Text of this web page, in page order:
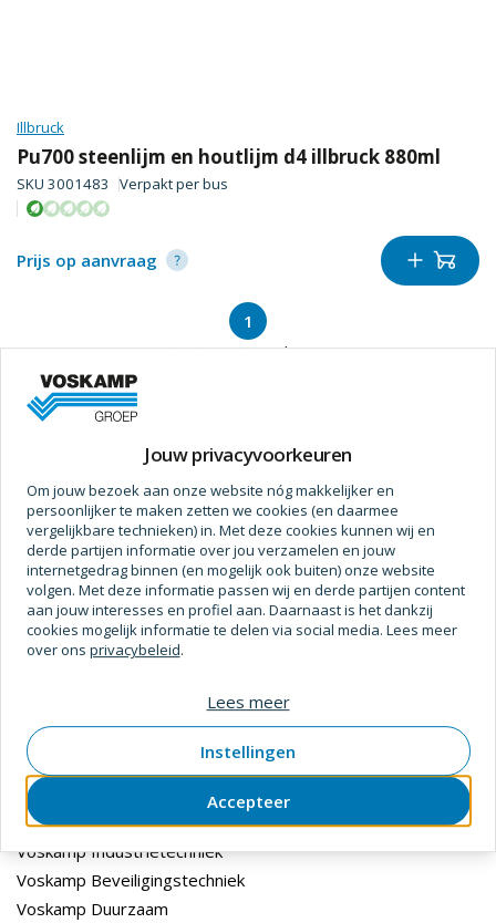
Illbruck
Pu700 steenlijm en houtlijm d4 illbruck 880ml
SKU 3001483 Verpakt perbus
Prijs op aanvraag
1
1-1van1 producten
Product niet gevonden?
Laat het ons weten! Wij breiden het online assortiment
elke week verder uit.
Contact opnemen
Divisies
Voskamp Bouw en Industrie
Voskamp Industrietechniek
Voskamp Beveiligingstechniek
Voskamp Duurzaam
Jouw privacyvoorkeuren
Om jouw bezoek aan onze website nóg makkelijker en
persoonlijker te maken zetten we cookies (en daarmee
vergelijkbare technieken) in. Met deze cookies kunnen wij en
derde partijen informatie over jou verzamelen en jouw
internetgedrag binnen (en mogelijk ook buiten) onze website
volgen. Met deze informatie passen wij en derde partijen content
aan jouw interesses en profiel aan. Daarnaast is het dankzij
cookies mogelijk informatie te delen via social media. Lees meer
over ons privacybeleid.
Accepteer
Instellingen
Lees meer